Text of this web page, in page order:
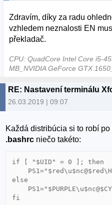
Zdravím, díky za radu
vzhledem neznalosti EN
překladač.
CPU: QuadCore Intel Core i5-
MB_NVIDIA GeForce GTX
RE: Nastavení terminálu
26.03.2019 | 09:07
Každá distribúcia si to robí
.bashrc niečo takéto:
if [ "$UID" = 0 ]; then
else
fi